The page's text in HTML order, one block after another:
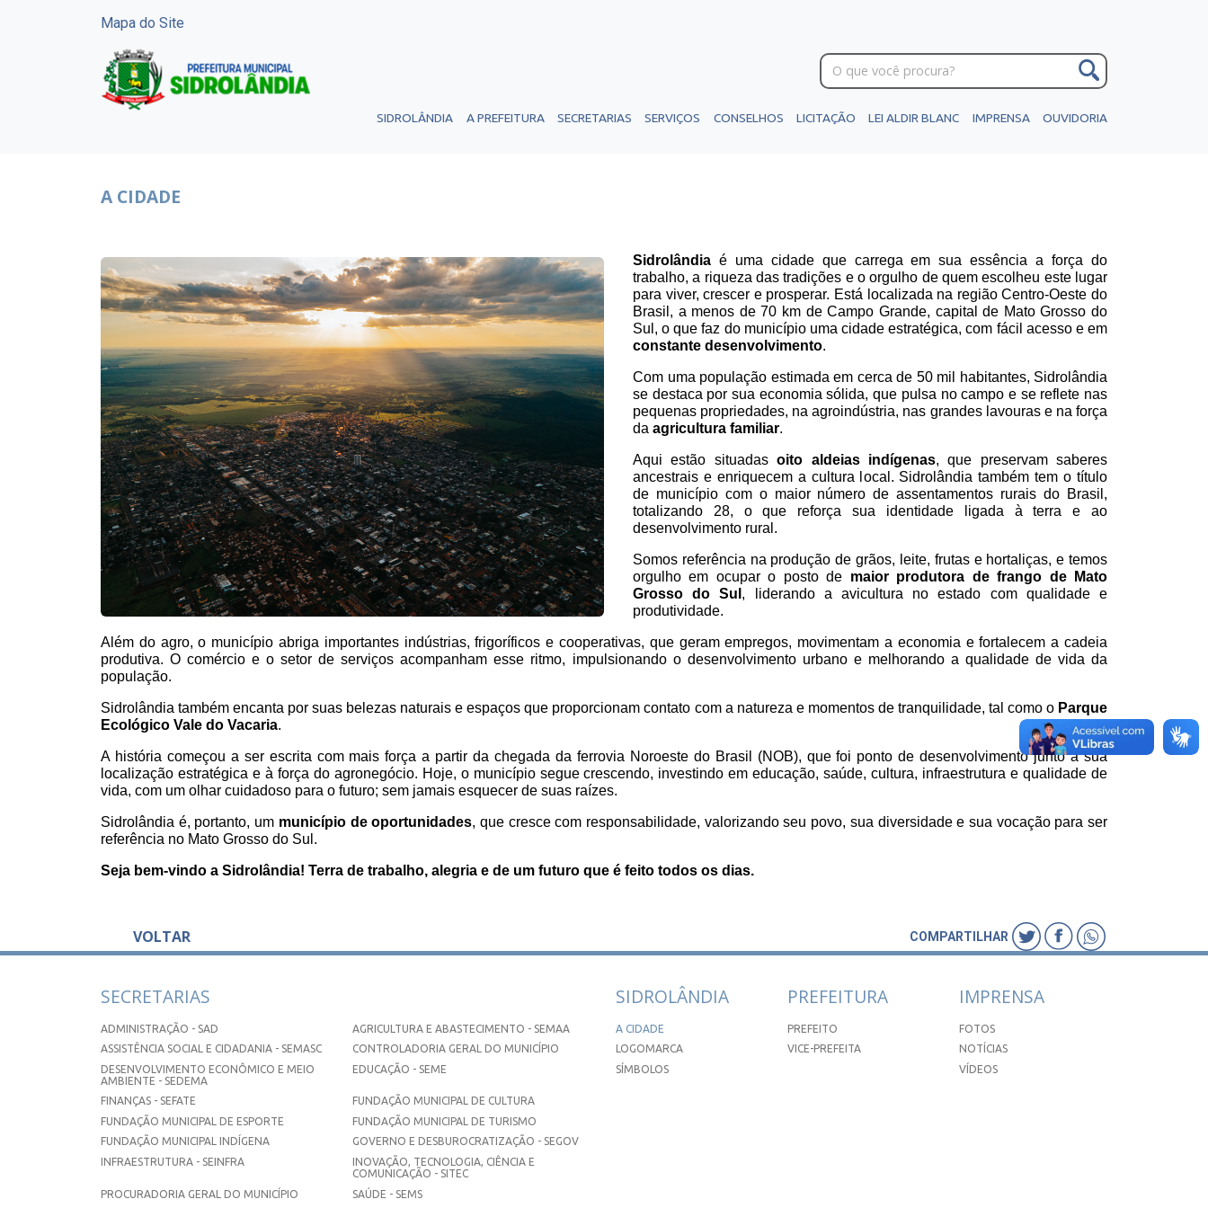
Mapa do Site
SIDROLÂNDIA A PREFEITURA SECRETARIAS SERVIÇOS CONSELHOS LICITAÇÃO LEI ALDIR BLANC IMPRENSA OUVIDORIA
A CIDADE
Sidrolândia é uma cidade que carrega em sua essência a força do
trabalho, a riqueza das tradições e o orgulho de quem escolheu este lugar
para viver, crescer e prosperar. Está localizada na região Centro-Oeste do
Brasil, a menos de 70 km de Campo Grande, capital de Mato Grosso do
Sul, o que faz do município uma cidade estratégica, com fácil acesso e em
constante desenvolvimento.
Com uma população estimada em cerca de 50 mil habitantes, Sidrolândia
se destaca por sua economia sólida, que pulsa no campo e se reflete nas
pequenas propriedades, na agroindústria, nas grandes lavouras e na força
da agricultura familiar.
Aqui estão situadasoito aldeias indígenas, que preservam saberes
ancestrais e enriquecem a cultura local. Sidrolândia também tem o título
de município com o maior número de assentamentos rurais do Brasil,
totalizando 28, o que reforça sua identidade ligada à terra e ao
desenvolvimento rural.
Somos referência na produção de grãos, leite, frutas e hortaliças, e temos
orgulho em ocupar o posto de maior produtora de frango de Mato
Grosso do Sul , liderando a avicultura no estado com qualidade e
produtividade.
Além do agro, o município abriga importantes indústrias, frigoríficos e cooperativas, que geram empregos, movimentam a economia e fortalecem a cadeia
produtiva. O comércio e o setor de serviços acompanham esse ritmo, impulsionando o desenvolvimento urbano e melhorando a qualidade de vida da
população.
Sidrolândia também encanta por suas belezas naturais e espaços que proporcionam contato com a natureza e momentos de tranquilidade, tal como o Parque
Ecológico Vale do Vacaria.
A história começou a ser escrita com mais força a partir da chegada da ferrovia Noroeste do Brasil (NOB), que foi ponto de desenvolvimento junto à sua
localização estratégica e à força do agronegócio. Hoje, o município segue crescendo, investindo em educação, saúde, cultura, infraestrutura e qualidade de
vida, com um olhar cuidadoso para o futuro; sem jamais esquecer de suas raízes.
Sidrolândia é, portanto, um município de oportunidades, que cresce com responsabilidade, valorizando seu povo, sua diversidade e sua vocação para ser
referência no Mato Grosso do Sul.
Seja bem-vindo a Sidrolândia! Terra de trabalho, alegria e de um futuro que é feito todos os dias.
VOLTAR COMPARTILHAR
SECRETARIAS
ADMINISTRAÇÃO - SAD
AGRICULTURA E ABASTECIMENTO - SEMAA
ASSISTÊNCIA SOCIAL E CIDADANIA - SEMASC
CONTROLADORIA GERAL DO MUNICÍPIO
DESENVOLVIMENTO ECONÔMICO E MEIO
AMBIENTE - SEDEMA
EDUCAÇÃO - SEME
FINANÇAS - SEFATE
FUNDAÇÃO MUNICIPAL DE CULTURA
FUNDAÇÃO MUNICIPAL DE ESPORTE
FUNDAÇÃO MUNICIPAL DE TURISMO
FUNDAÇÃO MUNICIPAL INDÍGENA
GOVERNO E DESBUROCRATIZAÇÃO - SEGOV
INFRAESTRUTURA - SEINFRA
INOVAÇÃO, TECNOLOGIA, CIÊNCIA E
COMUNICAÇÃO - SITEC
PROCURADORIA GERAL DO MUNICÍPIO
SAÚDE - SEMS
SIDROLÂNDIA
A CIDADE
LOGOMARCA
SÍMBOLOS
PREFEITURA
PREFEITO
VICE-PREFEITA
IMPRENSA
FOTOS
NOTÍCIAS
VÍDEOS